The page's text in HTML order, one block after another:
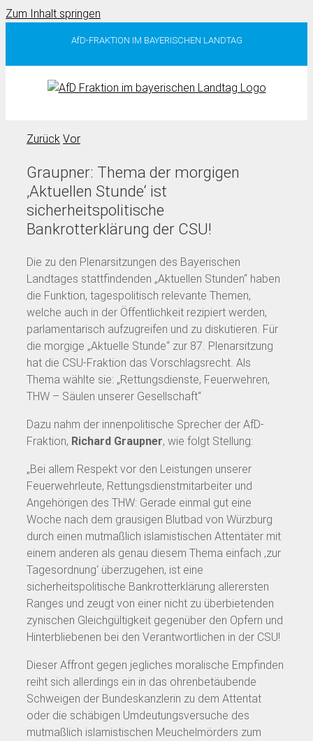
Zum Inhalt springen
AfD-FRAKTION IM BAYERISCHEN LANDTAG
Zurück Vor
Graupner: Thema der morgigen
‚Aktuellen Stunde‘ ist
sicherheitspolitische
Bankrotterklärung der CSU!
Die zu den Plenarsitzungen des Bayerischen
Landtages stattfindenden „Aktuellen Stunden“ haben
die Funktion, tagespolitisch relevante Themen,
welche auch in der Öffentlichkeit rezipiert werden,
parlamentarisch aufzugreifen und zu diskutieren. Für
die morgige „Aktuelle Stunde“ zur 87. Plenarsitzung
hat die CSU-Fraktion das Vorschlagsrecht. Als
Thema wählte sie: „Rettungsdienste, Feuerwehren,
THW – Säulen unserer Gesellschaft“
Dazu nahm der innenpolitische Sprecher der AfD-
Fraktion, Richard Graupner, wie folgt Stellung:
„Bei allem Respekt vor den Leistungen unserer
Feuerwehrleute, Rettungsdienstmitarbeiter und
Angehörigen des THW: Gerade einmal gut eine
Woche nach dem grausigen Blutbad von Würzburg
durch einen mutmaßlich islamistischen Attentäter mit
einem anderen als genau diesem Thema einfach ‚zur
Tagesordnung‘ überzugehen, ist eine
sicherheitspolitische Bankrotterklärung allerersten
Ranges und zeugt von einer nicht zu überbietenden
zynischen Gleichgültigkeit gegenüber den Opfern und
Hinterbliebenen bei den Verantwortlichen in der CSU!
Dieser Affront gegen jegliches moralische Empfinden
reiht sich allerdings ein in das ohrenbetäubende
Schweigen der Bundeskanzlerin zu dem Attentat
oder die schäbigen Umdeutungsversuche des
mutmaßlich islamistischen Meuchelmörders zum